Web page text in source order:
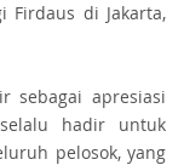
Firdaus di Jakarta,
sebagai apresiasi
hadir untuk
pelosok, yang